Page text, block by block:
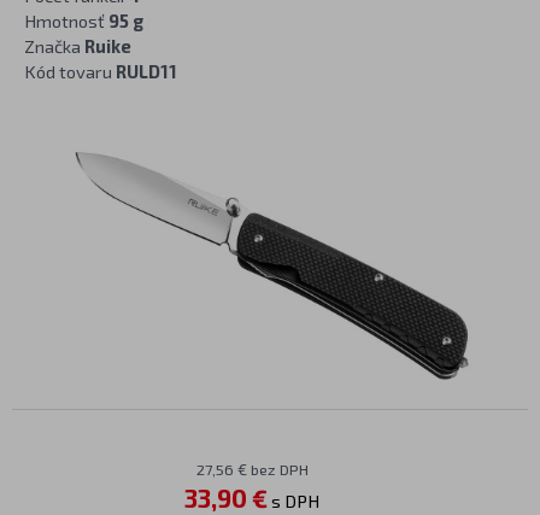
Hmotnosť 95 g
Značka Ruike
Kód tovaru RULD11
27,56 € bez DPH
33,90 €s DPH